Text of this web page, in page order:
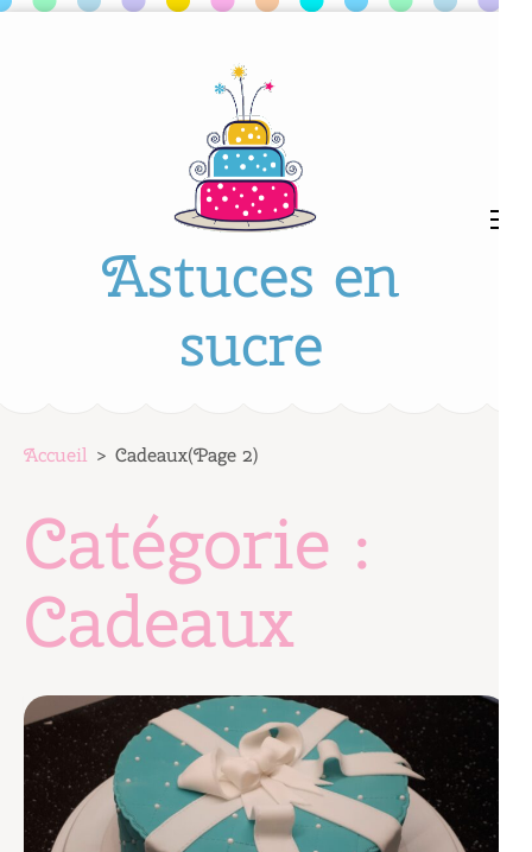
Astuces en
sucre
Accueil > Cadeaux(Page 2)
Catégorie :
Cadeaux